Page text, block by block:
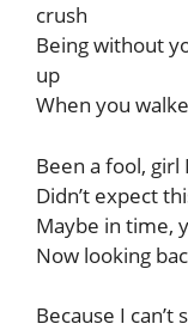
crush
Being without
up
When you
Been a fool, girl
Didn’t expect
Maybe in time,
Now looking
Because I